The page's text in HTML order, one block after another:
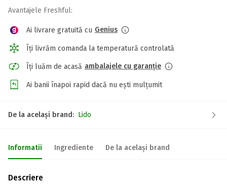
Avantajele Freshful:
Ai livrare gratuită cu Genius
Îți livrăm comanda la temperatură controlată
Îți luăm de acasă ambalajele cu garanție
Ai banii înapoi rapid dacă nu ești mulțumit
De la același brand: Lido
Informatii Ingrediente De la același brand
Descriere